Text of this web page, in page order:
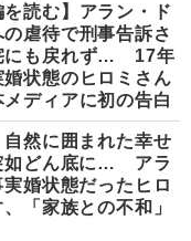
を読む】アラン・ド
の虐待で刑事告訴さ
にも戻れず… 17年
婚状態のヒロミさん
メディアに初の告白
自然に囲まれた幸せ
如どん底に… アラ
婚状態だったヒロ
「家族との不和」